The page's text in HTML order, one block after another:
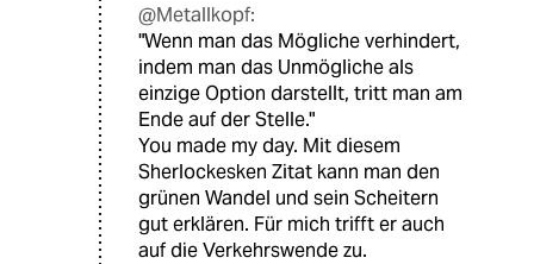
@Metallkopf:
"Wenn man das Mögliche verhindert,
indem man das Unmögliche als
einzige Option darstellt, tritt man am
Ende auf der Stelle."
You made my day. Mit diesem
Sherlockesken Zitat kann man den
grünen Wandel und sein Scheitern
gut erklären. Für mich trifft er auch
auf die Verkehrswende zu.